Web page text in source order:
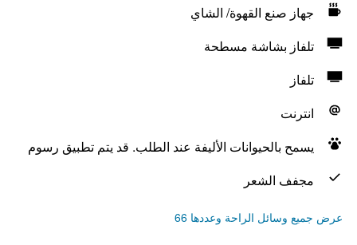
جهاز صنع القهوة/ الشاي
تلفاز بشاشة مسطحة
تلفاز
انترنت
يسمح بالحيوانات الأليفة عند الطلب. قد يتم تطبيق رسوم
مجفف الشعر
عرض جميع وسائل الراحة وعددها 66